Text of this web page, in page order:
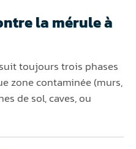
la mérule à
suit toujours trois phases
zone contaminée (murs,
de sol, caves, ou